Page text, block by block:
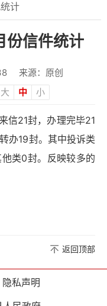
计
信件统计
来源：原创
大 中 小
21封，办理完毕21
办19封。其中投诉类
类0封。反映较多的
返回顶部
隐私声明